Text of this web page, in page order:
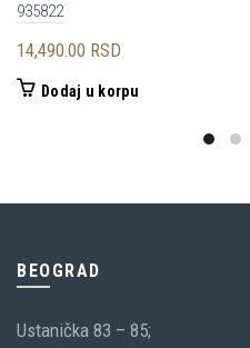
935822
14,490.00 RSD
Dodaj u korpu
BEOGRAD
Ustanička 83 – 85;